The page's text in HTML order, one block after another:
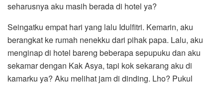
seharusnya aku masih berada di hotel ya?
Seingatku empat hari yang lalu Idulfitri. Kemarin, aku
berangkat ke rumah nenekku dari pihak papa. Lalu, aku
menginap di hotel bareng beberapa sepupuku dan aku
sekamar dengan Kak Asya, tapi kok sekarang aku di
kamarku ya? Aku melihat jam di dinding. Lho? Pukul